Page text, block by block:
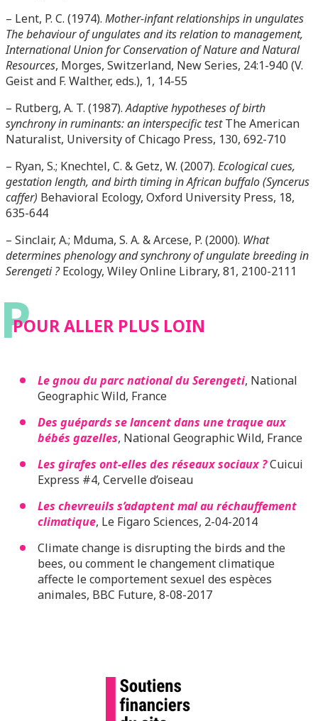
– Lent, P. C. (1974). Mother-infant relationships in ungulates
The behaviour of ungulates and its relation to management,
International Union for Conservation of Nature and Natural
Resources, Morges, Switzerland, New Series, 24:1-940 (V.
Geist and F. Walther, eds.), 1, 14-55
– Rutberg, A. T. (1987).Adaptive hypotheses of birth
synchrony in ruminants: an interspecific testThe American
Naturalist, University of Chicago Press, 130, 692-710
– Ryan, S.; Knechtel, C. & Getz, W. (2007). Ecological cues,
gestation length, and birth timing in African buffalo (Syncerus
caffer) Behavioral Ecology, Oxford University Press, 18,
635-644
– Sinclair, A.; Mduma, S. A. & Arcese, P. (2000). What
determines phenology and synchrony of ungulate breeding in
Serengeti ?Ecology, Wiley Online Library, 81, 2100-2111
P
POUR ALLER PLUS LOIN
Le gnou du parc national du Serengeti, National
Geographic Wild, France
Des guépards se lancent dans une traque aux
bébés gazelles, National Geographic Wild, France
Les girafes ont-elles des réseaux sociaux ?Cuicui
Express #4, Cervelle d’oiseau
Les chevreuils s’adaptent mal au réchauffement
climatique, Le Figaro Sciences, 2-04-2014
Climate change is disrupting the birds and the
bees, ou comment le changement climatique
affecte le comportement sexuel des espèces
animales, BBC Future, 8-08-2017